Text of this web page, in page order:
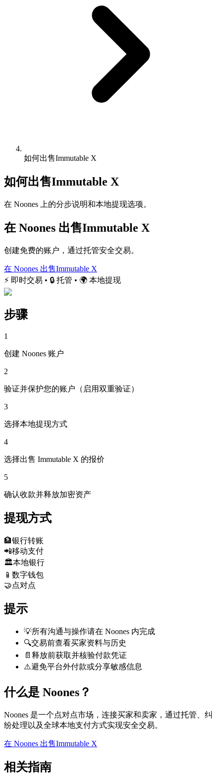
如何出售Immutable X
如何出售Immutable X
在 Noones 上的分步说明和本地提现选项。
在 Noones 出售Immutable X
创建免费的账户，通过托管安全交易。
在 Noones 出售Immutable X
⚡ 即时交易 • 🔒 托管 • 🌍 本地提现
步骤
1
创建 Noones 账户
2
验证并保护您的账户（启用双重验证）
3
选择本地提现方式
4
选择出售 Immutable X 的报价
5
确认收款并释放加密资产
提现方式
🏦银行转账
📲移动支付
🏛️本地银行
📱 数字钱包
🤝点对点
提示
💡所有沟通与操作请在 Noones 内完成
🔍交易前查看买家资料与历史
📄 释放前获取并核验付款凭证
⚠️避免平台外付款或分享敏感信息
什么是 Noones？
Noones 是一个点对点市场，连接买家和卖家，通过托管、纠
纷处理以及全球本地支付方式实现安全交易。
在 Noones 出售Immutable X
相关指南